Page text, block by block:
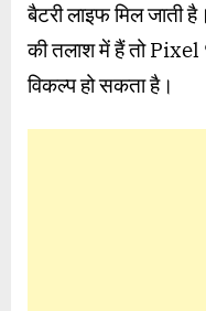
बैटरी लाइफ मिल जाती
की तलाश में हैं तो
विकल्प हो सकता है।